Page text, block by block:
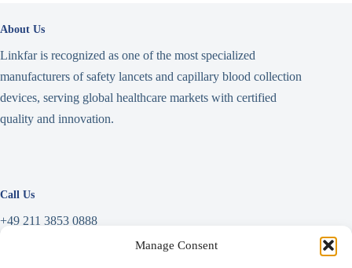
Manage Consent
About Us
Linkfar is recognized as one of the most specialized
manufacturers of safety lancets and capillary blood collection
devices, serving global healthcare markets with certified
quality and innovation.
Call Us
+49 211 3853 0888